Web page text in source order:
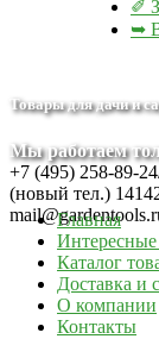
✐
➥
Товары для дачи и
Мы работаем
+7 (495) 258-89-
(новый тел.)
Главная
Каталог
Доставка и
О компании
Контакты